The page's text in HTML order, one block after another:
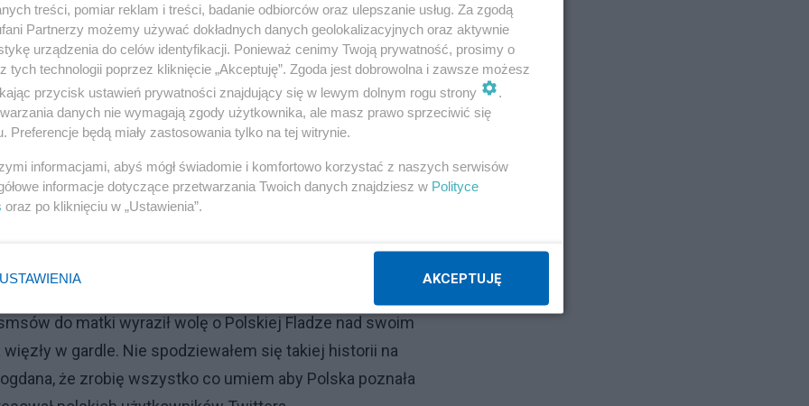
na Twitterze. Na cmentarzu przy szosie na
Miał 26 lat, poległ we wrześniu na Donbasie.
było, aby nad jego grobem zawisła Polska Flaga z
tu przyjaciół, dobrze mu się powodziło. Pisał wiersze,
i wrócił na Ukrainę walczyć z moskalami.
do matki wyraził wolę o Polskiej Fladze nad swoim
w gardle. Nie spodziewałem się takiej historii na
że zrobię wszystko co umiem aby Polska poznała
treści, pomiar reklam i treści, badanie odbiorców oraz ulepszanie usług. Za zgodą
Partnerzy możemy używać dokładnych danych geolokalizacyjnych oraz aktywnie
urządzenia do celów identyfikacji. Ponieważ cenimy Twoją prywatność, prosimy o
tych technologii poprzez kliknięcie „Akceptuję”. Zgoda jest dobrowolna i zawsze możesz
przycisk ustawień prywatności znajdujący się w lewym dolnym rogu strony
.
danych nie wymagają zgody użytkownika, ale masz prawo sprzeciwić się
Preferencje będą miały zastosowania tylko na tej witrynie.
informacjami, abyś mógł świadomie i komfortowo korzystać z naszych serwisów
informacje dotyczące przetwarzania Twoich danych znajdziesz w Polityce
oraz po kliknięciu w „Ustawienia”.
USTAWIENIA AKCEPTUJĘ